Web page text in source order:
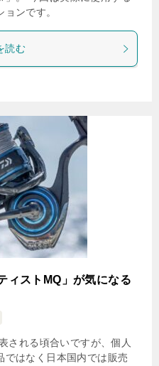
ンです。
読む
ィストMQ」が気になる
される頃合いですが、個人
ではなく日本国内では販売